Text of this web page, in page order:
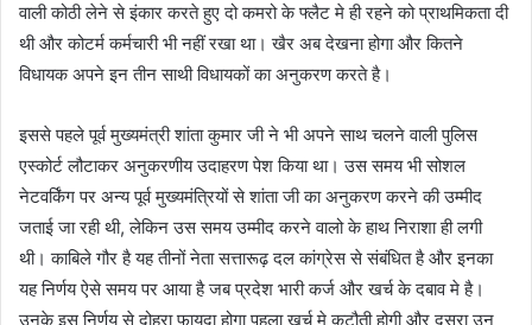
वाली कोठी लेने से इंकार करते हुए दो कमरो के फ्लैट मे ही रहने को प्राथमिकता दी
थी और कोटर्म कर्मचारी भी नहीं रखा था। खैर अब देखना होगा और कितने
विधायक अपने इन तीन साथी विधायकों का अनुकरण करते है।
इससे पहले पूर्व मुख्यमंत्री शांता कुमार जी ने भी अपने साथ चलने वाली पुलिस
एस्कोर्ट लौटाकर अनुकरणीय उदाहरण पेश किया था। उस समय भी सोशल
नेटवर्किंग पर अन्य पूर्व मुख्यमंत्रियों से शांता जी का अनुकरण करने की उम्मीद
जताई जा रही थी, लेकिन उस समय उम्मीद करने वालो के हाथ निराशा ही लगी
थी। काबिले गौर है यह तीनों नेता सत्तारूढ़ दल कांग्रेस से संबंधित है और इनका
यह निर्णय ऐसे समय पर आया है जब प्रदेश भारी कर्ज और खर्च के दबाव मे है।
उनके इस निर्णय से दोहरा फायदा होगा पहला खर्च मे कटौती होगी और दुसरा उन